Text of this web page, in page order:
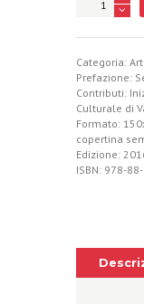
di
viaggio
quantità
Categoria:
Prefazione:
Contributi:
Culturale di
Formato:
copertina
Edizione:
ISBN: 978-